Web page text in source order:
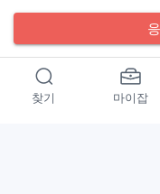
찾기 마이잡